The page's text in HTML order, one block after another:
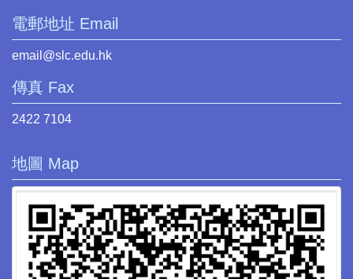
電郵地址 Email
email@slc.edu.hk
傳真 Fax
2422 7104
地圖 Map